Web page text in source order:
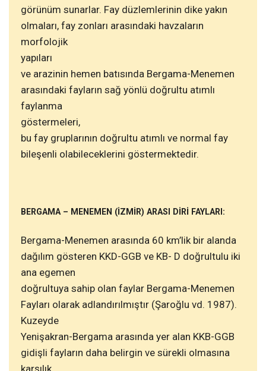
görünüm sunarlar. Fay düzlemlerinin dike yakın
olmaları, fay zonları arasındaki havzaların
morfolojik
yapıları
ve arazinin hemen batısında Bergama-Menemen
arasındaki fayların sağ yönlü doğrultu atımlı
faylanma
göstermeleri,
bu fay gruplarının doğrultu atımlı ve normal fay
bileşenli olabileceklerini göstermektedir.
BERGAMA – MENEMEN (İZMİR) ARASI DİRİ FAYLARI:
Bergama-Menemen arasında 60 km’lik bir alanda
dağılım gösteren KKD-GGB ve KB- D doğrultulu iki
ana egemen
doğrultuya sahip olan faylar Bergama-Menemen
Fayları olarak adlandırılmıştır (Şaroğlu vd. 1987).
Kuzeyde
Yenişakran-Bergama arasında yer alan KKB-GGB
gidişli fayların daha belirgin ve sürekli olmasına
karşılık,